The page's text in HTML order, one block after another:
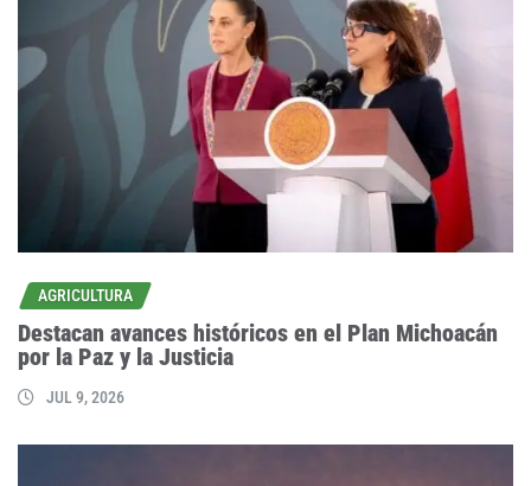
AGRICULTURA
Destacan avances históricos en el Plan Michoacán
por la Paz y la Justicia
JUL 9, 2026